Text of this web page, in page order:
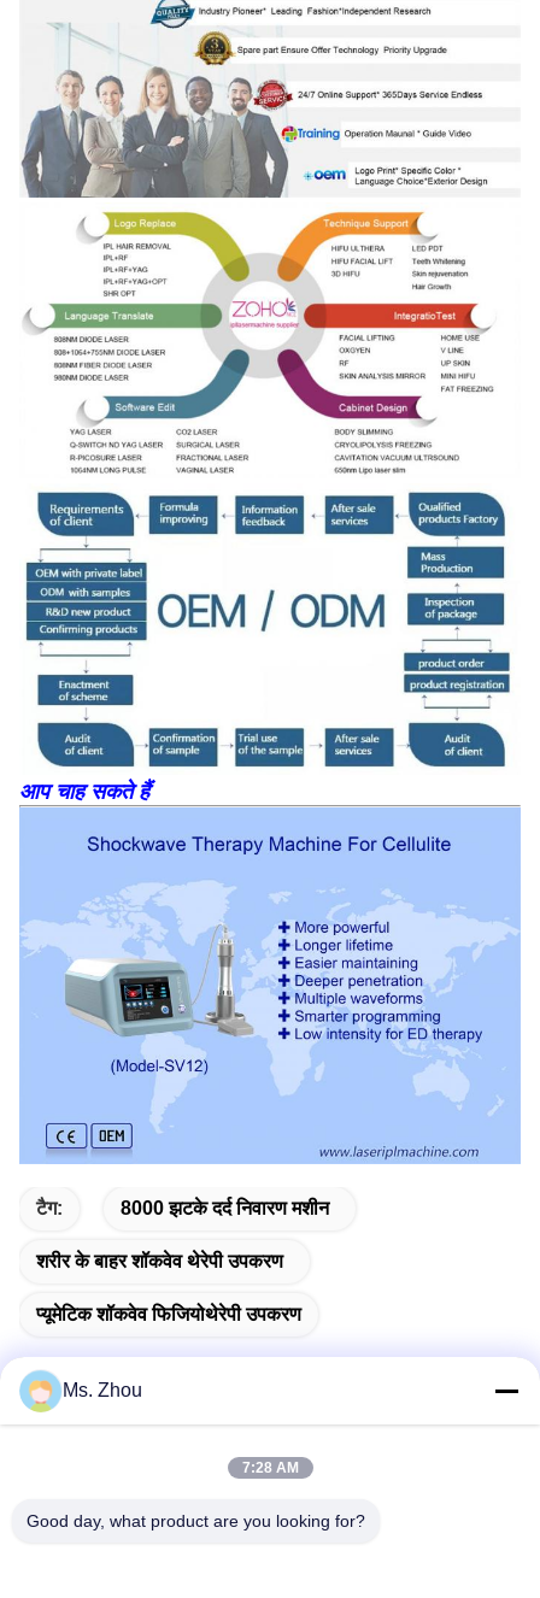
आप चाह सकते हैं
टैग: 8000 झटके दर्द निवारण मशीन
शरीर के बाहर शॉकवेव थेरेपी उपकरण
प्यूमेटिक शॉकवेव फिजियोथेरेपी उपकरण
पता
Ms. Zhou
7:28 AM
Good day, what product are you looking for?